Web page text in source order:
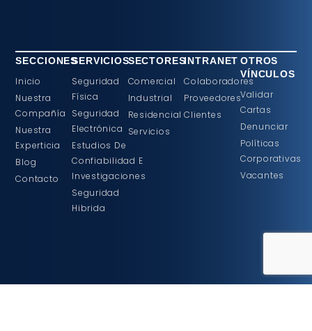
SECCIONES
Inicio
Nuestra
Compañía
Nuestra
Experticia
Blog
Contacto
SERVICIOS
Seguridad
Física
Seguridad
Electrónica
Estudios De
Confiabilidad E
Investigaciones
Seguridad
Hibrida
SECTORES
Comercial
Industrial
Residencial
Servicios
INTRANET
Colaboradores
Proveedores
Clientes
OTROS
VÍNCULOS
Validar
Cartas
Denunciar
Políticas
Corporativas
Vacantes